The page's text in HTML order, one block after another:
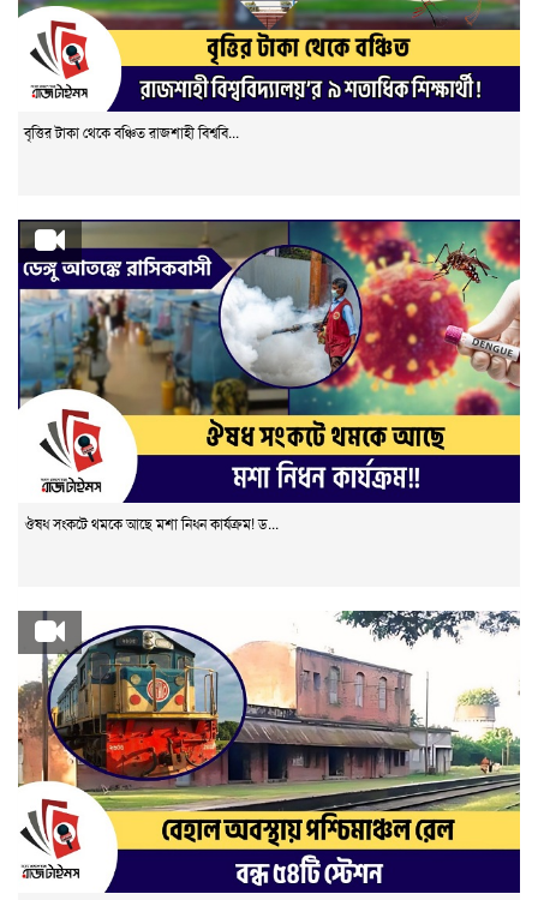
বৃত্তির টাকা থেকে বঞ্চিত রাজশাহী বিশ্ববি...
ঔষধ সংকটে থমকে আছে মশা নিধন কার্যক্রম! ড...